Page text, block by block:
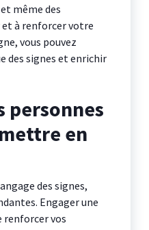
même des
à renforcer votre
vous pouvez
des signes et enrichir
personnes
en
des signes,
Engager une
renforcer vos